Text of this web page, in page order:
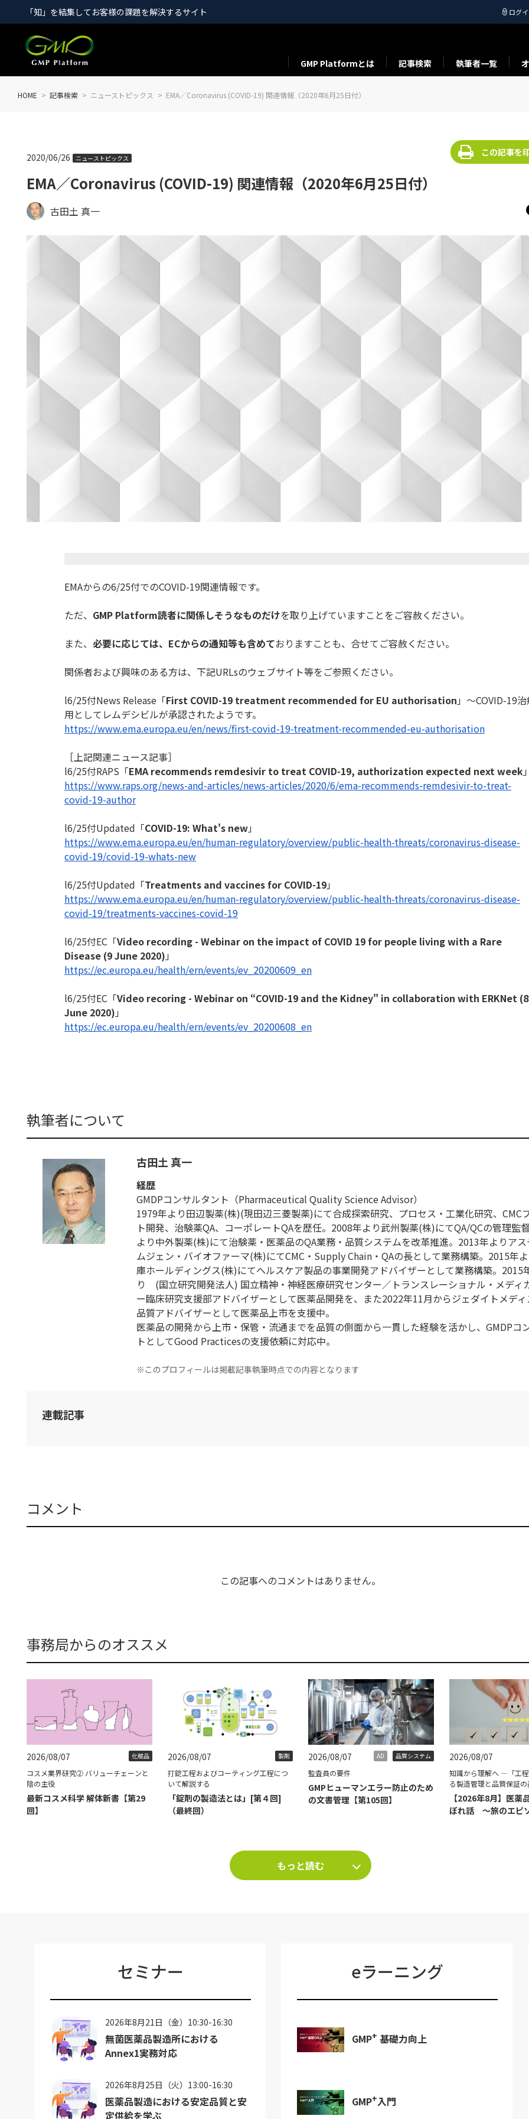
「知」を結集してお客様の課題を解決するサイト ログ
GMP Platformとは 記事検索 執筆者一覧
HOME 記事検索 ニューストピックス EMA／Coronavirus (COVID-19) 関連情報（2020年6月25日付）
EMA／Coronavirus (COVID-19) 関連情報（2020年6月25日付）
2020/06/26 ニューストピックス
この記事を
古田土 真一
EMAからの6/25付でのCOVID-19関連情報です。
ただ、 GMP Platform読者に関係しそうなものだけを取り上げていますことをご容赦ください。
また、 必要に応じては、 ECからの通知等も含めておりますことも、合せてご容赦ください。
関係者および興味のある方は、下記URLsのウェブサイト等をご参照ください。
l6/25付News Release「First COVID-19 treatment recommended for EU authorisation 」～COVID-19
用としてレムデシビルが承認されたようです。
https://www.ema.europa.eu/en/news/first-covid-19-treatment-recommended-eu-authorisation
［上記関連ニュース記事］
l6/25付RAPS「EMA recommends remdesivir to treat COVID-19, authorization expected next week」
https://www.raps.org/news-and-articles/news-articles/2020/6/ema-recommends-remdesivir-to-treat-
covid-19-author
l6/25付Updated「COVID-19: What's new」
https://www.ema.europa.eu/en/human-regulatory/overview/public-health-threats/coronavirus-disease-
covid-19/covid-19-whats-new
l6/25付Updated「Treatments and vaccines for COVID-19」
https://www.ema.europa.eu/en/human-regulatory/overview/public-health-threats/coronavirus-disease-
covid-19/treatments-vaccines-covid-19
l6/25付EC「Video recording - Webinar on the impact of COVID 19 for people living with a Rare
Disease (9 June 2020) 」
https://ec.europa.eu/health/ern/events/ev_20200609_en
l6/25付EC「Video recoring - Webinar on “COVID-19 and the Kidney" in collaboration with ERKNet (8
June 2020) 」
https://ec.europa.eu/health/ern/events/ev_20200608_en
執筆者について
古田土 真一
経歴
GMDPコンサルタント（Pharmaceutical Quality Science Advisor）
1979年より田辺製薬(株)(現田辺三菱製薬)にて合成探索研究、プロセス・工業化研究、CMC
ト開発、治験薬QA、コーポレートQAを歴任。2008年より武州製薬(株)にてQA/QCの管理監
より中外製薬(株)にて治験薬・医薬品のQA業務・品質システムを改革推進。2013年よりア
ムジェン・バイオファーマ(株)にてCMC・Supply Chain・QAの長として業務構築。2015年
庫ホールディングス(株)にてヘルスケア製品の事業開発アドバイザーとして業務構築。2015
り (国立研究開発法人) 国立精神・神経医療研究センター／トランスレーショナル・メディ
ー臨床研究支援部アドバイザーとして医薬品開発を、また2022年11月からジェダイトメデ
品質アドバイザーとして医薬品上市を支援中。
医薬品の開発から上市・保管・流通までを品質の側面から一貫した経験を活かし、GMDPコ
トとしてGood Practicesの支援依頼に対応中。
※このプロフィールは掲載記事執筆時点での内容となります
連載記事
コメント
この記事へのコメントはありません。
事務局からのオススメ
2026/08/07 化粧品
コスメ業界研究② バリューチェーンと
陰の主役
最新コスメ科学 解体新書【第29
回】
2026/08/07 製剤
打錠工程およびコーティング工程につ
いて解説する
「錠剤の製造法とは」[第４回]
（最終回）
2026/08/07 AD 品質システム
監査員の要件
GMPヒューマンエラー防止のため
の文書管理【第105回】
2026/08/07
知識から理解へ ―「工
る製造管理と品質保証
【2026年8月】医薬
ぼれ話 ～旅のエピ
もっと読む
セミナー
2026年8月21日（金）10:30-16:30
無菌医薬品製造所における
Annex1実務対応
2026年8月25日（火）13:00-16:30
医薬品製造における安定品質と安
定供給を学ぶ
eラーニング
GMP+ 基礎力向上
GMP+入門